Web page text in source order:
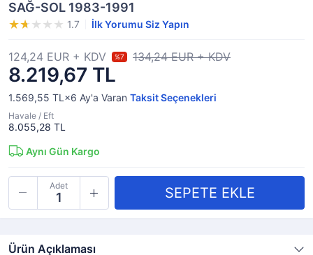
SAĞ-SOL 1983-1991
1.7 İlk Yorumu Siz Yapın
8.219,67 TL
124,24 EUR + KDV %7 134,24 EUR + KDV
1.569,55 TL×6 Ay'a Varan Taksit Seçenekleri
Havale / Eft
8.055,28 TL
Aynı Gün Kargo
Adet
Ürün Açıklaması